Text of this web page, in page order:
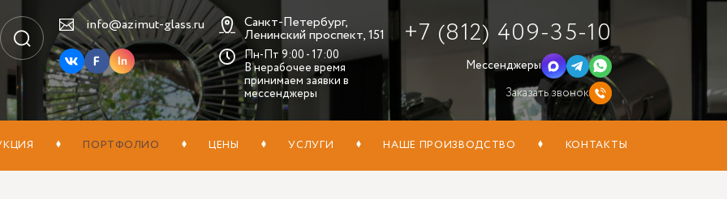
info@azimut-glass.ru
In
Санкт-Петербург,
Ленинский проспект, 151
Пн-Пт 9:00 - 17:00
В нерабочее время
принимаем заявки в
мессенджеры
+7 (812) 409-35-10
Мессенджеры
Заказать звонок
ПОРТФОЛИО ЦЕНЫ УСЛУГИ НАШЕ ПРОИЗВОДСТВО КОНТАКТЫ